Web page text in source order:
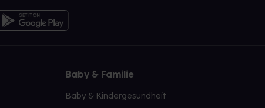
Baby & Familie
Baby & Kindergesundheit